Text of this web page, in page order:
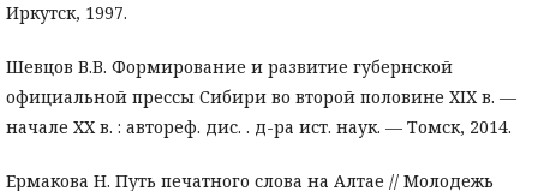
Иркутск, 1997.
Шевцов В.В. Формирование и развитие губернской
официальной прессы Сибири во второй половине XIX в. —
начале XX в. : автореф. дис. . д-ра ист. наук. — Томск, 2014.
Ермакова Н. Путь печатного слова на Алтае // Молодежь